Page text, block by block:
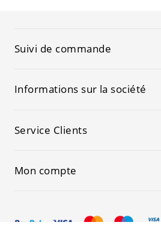
Suivi de commande
Informations sur la société
Service Clients
Mon compte